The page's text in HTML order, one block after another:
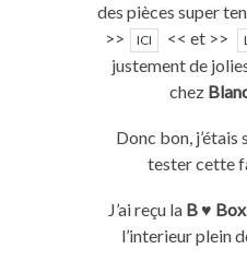
des pièces super
>>
ICI << et >>
justement de
chez
Donc bon,
tester cette
J’ai reçu la B ♥ Box
l’interieur plein